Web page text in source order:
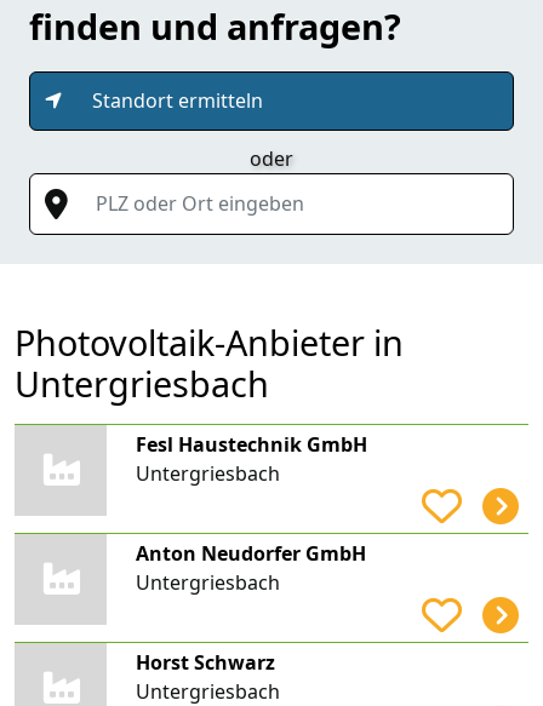
finden und anfragen?
Standort ermitteln
oder
PLZ oder Ort eingeben
Photovoltaik-Anbieter in
Untergriesbach
Fesl Haustechnik GmbH
Untergriesbach
Anton Neudorfer GmbH
Untergriesbach
Horst Schwarz
Untergriesbach